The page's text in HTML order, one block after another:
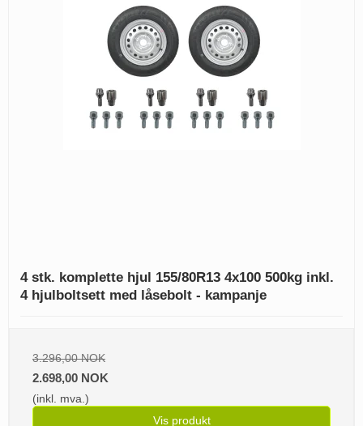
4 stk. komplette hjul 155/80R13 4x100 500kg inkl.
4 hjulboltsett med låsebolt - kampanje
3.296,00 NOK
2.698,00 NOK
(inkl. mva.)
Vis produkt